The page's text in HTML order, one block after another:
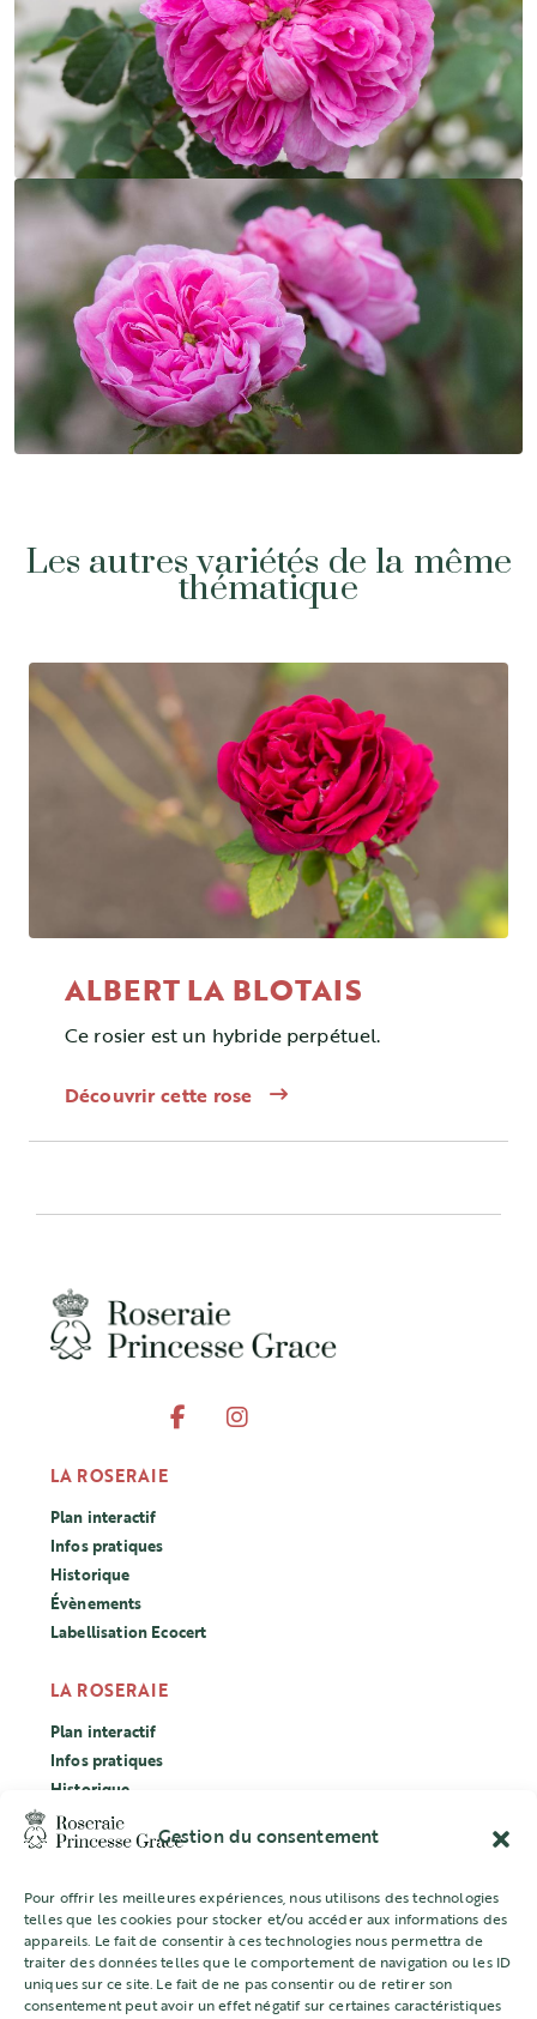
Gestion du consentement
Pour offrir les meilleures expériences, nous utilisons des technologies
telles que les cookies pour stocker et/ou accéder aux informations des
appareils. Le fait de consentir à ces technologies nous permettra de
traiter des données telles que le comportement de navigation ou les ID
uniques sur ce site. Le fait de ne pas consentir ou de retirer son
consentement peut avoir un effet négatif sur certaines caractéristiques
Les autres variétés de la même
thématique
ALBERT LA BLOTAIS
Ce rosier est un hybride perpétuel.
Découvrir cette rose
LA ROSERAIE
Plan interactif
Infos pratiques
Historique
Évènements
Labellisation Ecocert
LA ROSERAIE
Plan interactif
Infos pratiques
Historique
Évènements
Labellisation Ecocert
CONCOURS
L’ASSOCIATION
Mentions légales